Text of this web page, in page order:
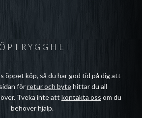
öppet köp, så du har god tid på dig att
förretur och bytehittar du all
Tveka inte att kontakta oss om du
behöver hjälp.